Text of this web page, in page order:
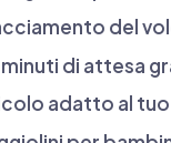
del
di attesa
adatto al